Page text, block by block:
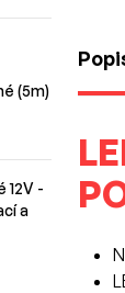
(5m)
12V -
a